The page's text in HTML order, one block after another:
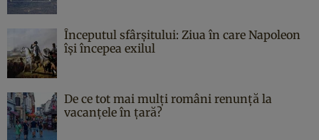
Începutul sfârşitului: Ziua în care Napoleon
îşi începea exilul
De ce tot mai mulți români renunță la
vacanțele în țară?